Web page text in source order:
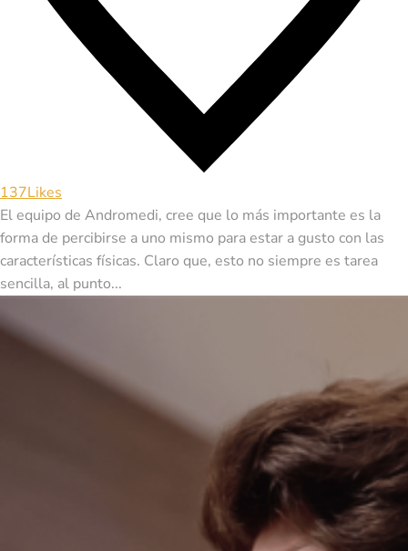
137Likes
El equipo de Andromedi, cree que lo más importante es la
forma de percibirse a uno mismo para estar a gusto con las
características físicas. Claro que, esto no siempre es tarea
sencilla, al punto...